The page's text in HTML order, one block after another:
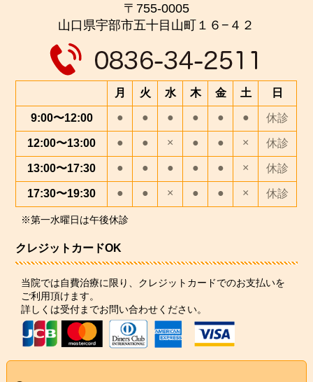
〒755-0005
山口県宇部市五十目山町１６−４２
月 火 水 木 金 土 日
9:00〜12:00 ● ● ● ● ● ● 休診
12:00〜13:00 ● ● × ● ● × 休診
13:00〜17:30 ● ● ● ● ● × 休診
17:30〜19:30 ● ● × ● ● × 休診
※第一水曜日は午後休診
クレジットカードOK
当院では自費治療に限り、クレジットカードでのお支払いを
ご利用頂けます。
詳しくは受付までお問い合わせください。